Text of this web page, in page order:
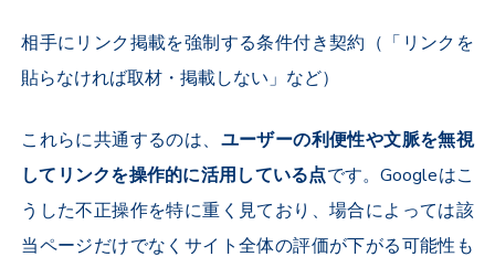
相手にリンク掲載を強制する条件付き契約（「リンクを
貼らなければ取材・掲載しない」など）
これらに共通するのは、 ユーザーの利便性や文脈を無視
してリンクを操作的に活用している点です。Googleはこ
うした不正操作を特に重く見ており、場合によっては該
当ページだけでなくサイト全体の評価が下がる可能性も